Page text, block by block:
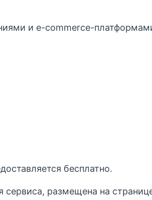
и e-commerce-
бесплатно.
сервиса, размещена на